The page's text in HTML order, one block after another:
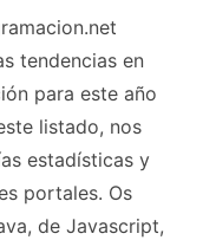
tendencias en
para este año
listado, nos
estadísticas y
portales. Os
de Javascript,